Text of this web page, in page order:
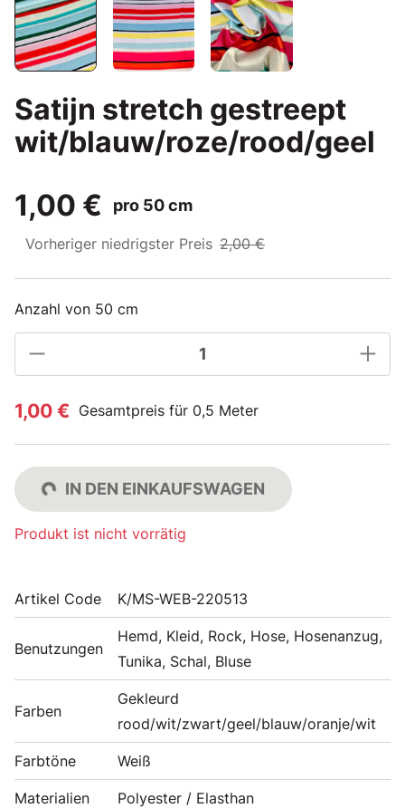
Satijn stretch gestreept
wit/blauw/roze/rood/geel
1,00 €
pro 50 cm
Vorheriger niedrigster Preis 2,00 €
Anzahl von 50 cm
1,00 € Gesamtpreis für 0,5 Meter
IN DEN EINKAUFSWAGEN
Produkt ist nicht vorrätig
Artikel Code K/MS-WEB-220513
Benutzungen
Hemd, Kleid, Rock, Hose, Hosenanzug,
Tunika, Schal, Bluse
Farben
Gekleurd
rood/wit/zwart/geel/blauw/oranje/wit
Farbtöne Weiß
Materialien Polyester / Elasthan